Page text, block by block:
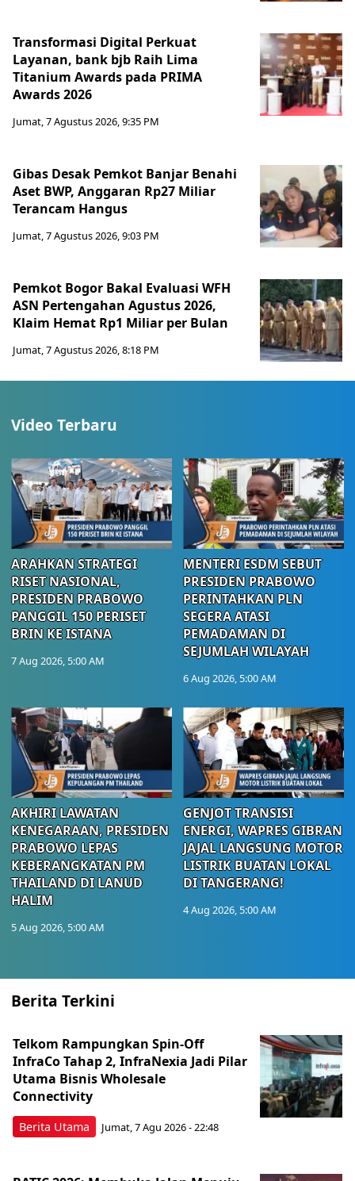
Transformasi Digital Perkuat
Layanan, bank bjb Raih Lima
Titanium Awards pada PRIMA
Awards 2026
Jumat, 7 Agustus 2026, 9:35 PM
Gibas Desak Pemkot Banjar Benahi
Aset BWP, Anggaran Rp27 Miliar
Terancam Hangus
Jumat, 7 Agustus 2026, 9:03 PM
Pemkot Bogor Bakal Evaluasi WFH
ASN Pertengahan Agustus 2026,
Klaim Hemat Rp1 Miliar per Bulan
Jumat, 7 Agustus 2026, 8:18 PM
Video Terbaru
ARAHKAN STRATEGI
RISET NASIONAL,
PRESIDEN PRABOWO
PANGGIL 150 PERISET
BRIN KE ISTANA
7 Aug 2026, 5:00 AM
MENTERI ESDM SEBUT
PRESIDEN PRABOWO
PERINTAHKAN PLN
SEGERA ATASI
PEMADAMAN DI
SEJUMLAH WILAYAH
6 Aug 2026, 5:00 AM
AKHIRI LAWATAN
KENEGARAAN, PRESIDEN
PRABOWO LEPAS
KEBERANGKATAN PM
THAILAND DI LANUD
HALIM
5 Aug 2026, 5:00 AM
GENJOT TRANSISI
ENERGI, WAPRES GIBRAN
JAJAL LANGSUNG MOTOR
LISTRIK BUATAN LOKAL
DI TANGERANG!
4 Aug 2026, 5:00 AM
Berita Terkini
Berita Utama
Telkom Rampungkan Spin-Off
InfraCo Tahap 2, InfraNexia Jadi Pilar
Utama Bisnis Wholesale
Connectivity
Jumat, 7 Agu 2026 - 22:48